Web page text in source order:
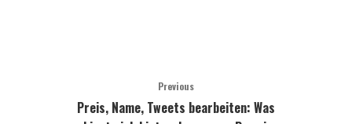
Previous
Preis, Name, Tweets bearbeiten: Was